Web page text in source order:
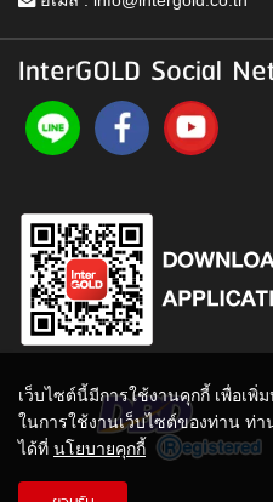
InterGOLD Social
เว็บไซต์นี้มีการใช้งานคุกกี้ เพื่อเ
ในการใช้งานเว็บไซต์ของท่าน ท่า
ได้ที่ นโยบายคุกกี้